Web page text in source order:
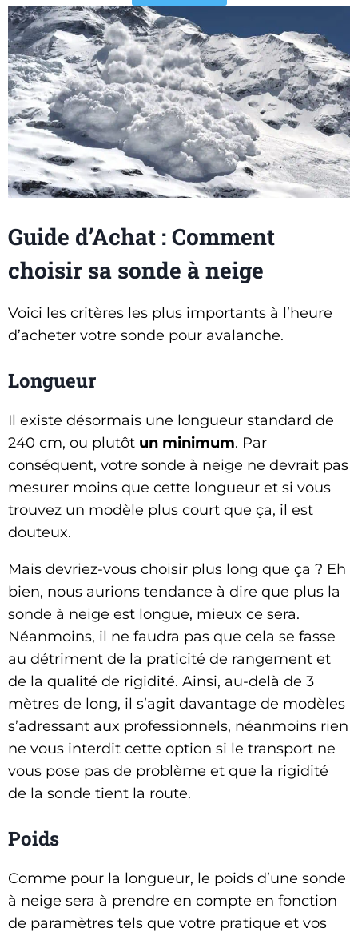
Guide d’Achat : Comment
choisir sa sonde à neige
Voici les critères les plus importants à l’heure
d’acheter votre sonde pour avalanche.
Longueur
Il existe désormais une longueur standard de
240 cm, ou plutôt un minimum. Par
conséquent, votre sonde à neige ne devrait pas
mesurer moins que cette longueur et si vous
trouvez un modèle plus court que ça, il est
douteux.
Mais devriez-vous choisir plus long que ça ? Eh
bien, nous aurions tendance à dire que plus la
sonde à neige est longue, mieux ce sera.
Néanmoins, il ne faudra pas que cela se fasse
au détriment de la praticité de rangement et
de la qualité de rigidité. Ainsi, au-delà de 3
mètres de long, il s’agit davantage de modèles
s’adressant aux professionnels, néanmoins rien
ne vous interdit cette option si le transport ne
vous pose pas de problème et que la rigidité
de la sonde tient la route.
Poids
Comme pour la longueur, le poids d’une sonde
à neige sera à prendre en compte en fonction
de paramètres tels que votre pratique et vos